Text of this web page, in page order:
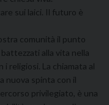
sui laici. Il futuro è
comunità il punto
alla vita nella
religiosi. La chiamata al
nuova spinta con il
privilegiato, è una